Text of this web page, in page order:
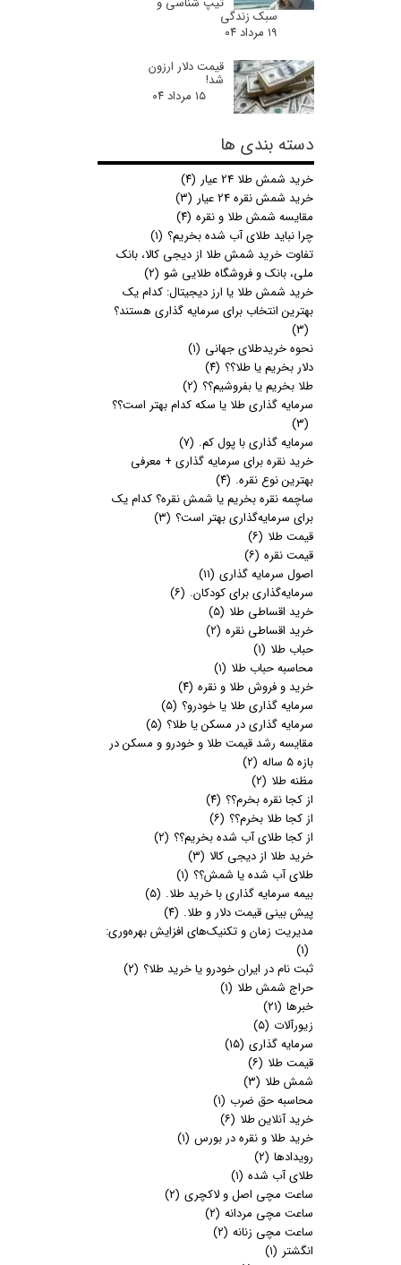
سبک زندگی
۱۹ مرداد ۰۴
قیمت دلار ارزون
شد!
۱۵ مرداد ۰۴
دسته بندی ها
خرید شمش طلا 24 عیار
(۴)
خرید شمش نقره 24 عیار
(۳)
مقایسه شمش طلا و نقره (۴)
چرا نباید طلای آب شده بخریم؟ (۱)
تفاوت خرید شمش طلا از دیجی کالا، بانک
ملی، بانک و فروشگاه طلایی شو (۲)
خرید شمش طلا یا ارز دیجیتال: کدام یک
بهترین انتخاب برای سرمایه گذاری هستند؟
(۳)
نحوه خریدطلای جهانی (۱)
دلار بخریم یا طلا؟؟ (۴)
طلا بخریم یا بفروشیم؟؟ (۲)
سرمایه گذاری طلا یا سکه کدام بهتر است؟؟
(۳)
سرمایه گذاری با پول کم. (۷)
خرید نقره برای سرمایه گذاری + معرفی
بهترین نوع نقره. (۴)
ساچمه نقره بخریم یا شمش نقره؟ کدام یک
برای سرمایه‌گذاری بهتر است؟ (۳)
قیمت طلا (۶)
قیمت نقره (۶)
اصول سرمایه گذاری (۱۱)
سرمایه‌گذاری برای کودکان. (۶)
خرید اقساطی طلا (۵)
خرید اقساطی نقره (۲)
حباب طلا (۱)
محاسبه حباب طلا (۱)
خرید و فروش طلا و نقره (۴)
سرمایه گذاری طلا یا خودرو؟ (۵)
سرمایه گذاری در مسکن یا طلا؟ (۵)
مقایسه رشد قیمت طلا و خودرو و مسکن در
بازه 5 ساله
(۲)
مظنه طلا (۲)
از کجا نقره بخرم؟؟ (۴)
از کجا طلا بخرم؟؟ (۶)
از کجا طلای آب شده بخریم؟؟ (۲)
خرید طلا از دیجی کالا (۳)
طلای آب شده یا شمش؟؟ (۱)
بیمه سرمایه گذاری با خرید طلا. (۵)
پیش بینی قیمت دلار و طلا. (۴)
مدیریت زمان و تکنیک‌های افزایش بهره‌وری:
(۱)
ثبت نام در ایران خودرو یا خرید طلا؟ (۲)
حراج شمش طلا (۱)
خبرها (۲۱)
زیورآلات (۵)
سرمایه گذاری (۱۵)
قیمت طلا (۶)
شمش طلا (۳)
محاسبه حق ضرب (۱)
خرید آنلاین طلا (۶)
خرید طلا و نقره در بورس (۱)
رویدادها (۲)
طلای آب شده (۱)
ساعت مچی اصل و لاکچری (۲)
ساعت مچی مردانه (۲)
ساعت مچی زنانه (۲)
انگشتر (۱)